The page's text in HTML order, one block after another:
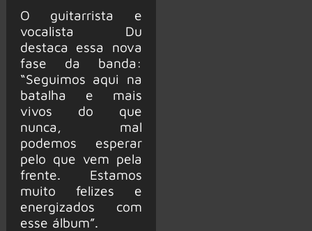
O guitarrista e
vocalista Du
destaca essa nova
fase da banda:
“Seguimos aqui na
batalha e mais
vivos do que
nunca, mal
podemos esperar
pelo que vem pela
frente. Estamos
muito felizes e
energizados com
esse álbum”.